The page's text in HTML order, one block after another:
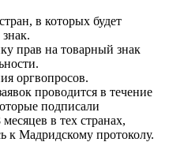
в которых будет
прав на товарный знак
оргвопросов.
проводится в течение
подписали
в тех странах,
к Мадридскому протоколу.